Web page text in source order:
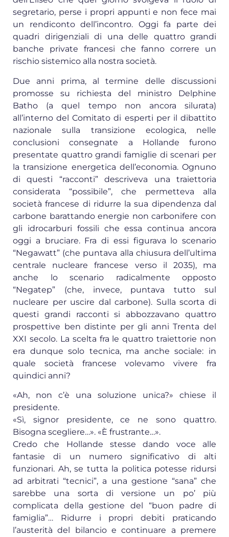
segretario, perse i propri appunti e non fece mai
un rendiconto dell’incontro. Oggi fa parte dei
quadri dirigenziali di una delle quattro grandi
banche private francesi che fanno correre un
rischio sistemico alla nostra società.
Due anni prima, al termine delle discussioni
promosse su richiesta del ministro Delphine
Batho (a quel tempo non ancora silurata)
all’interno del Comitato di esperti per il dibattito
nazionale sulla transizione ecologica, nelle
conclusioni consegnate a Hollande furono
presentate quattro grandi famiglie di scenari per
la transizione energetica dell’economia. Ognuno
di questi “racconti” descriveva una traiettoria
considerata “possibile”, che permetteva alla
società francese di ridurre la sua dipendenza dal
carbone barattando energie non carbonifere con
gli idrocarburi fossili che essa continua ancora
oggi a bruciare. Fra di essi figurava lo scenario
“Negawatt” (che puntava alla chiusura dell’ultima
centrale nucleare francese verso il 2035), ma
anche lo scenario radicalmente opposto
“Negatep” (che, invece, puntava tutto sul
nucleare per uscire dal carbone). Sulla scorta di
questi grandi racconti si abbozzavano quattro
prospettive ben distinte per gli anni Trenta del
XXI secolo. La scelta fra le quattro traiettorie non
era dunque solo tecnica, ma anche sociale: in
quale società francese volevamo vivere fra
quindici anni?
«Ah, non c’è una soluzione unica?» chiese il
presidente.
«Sì, signor presidente, ce ne sono quattro.
Bisogna scegliere…». «È frustrante…».
Credo che Hollande stesse dando voce alle
fantasie di un numero significativo di alti
funzionari. Ah, se tutta la politica potesse ridursi
ad arbitrati “tecnici”, a una gestione “sana” che
sarebbe una sorta di versione un po’ più
complicata della gestione del “buon padre di
famiglia”… Ridurre i propri debiti praticando
l’austerità del bilancio e continuare a premere